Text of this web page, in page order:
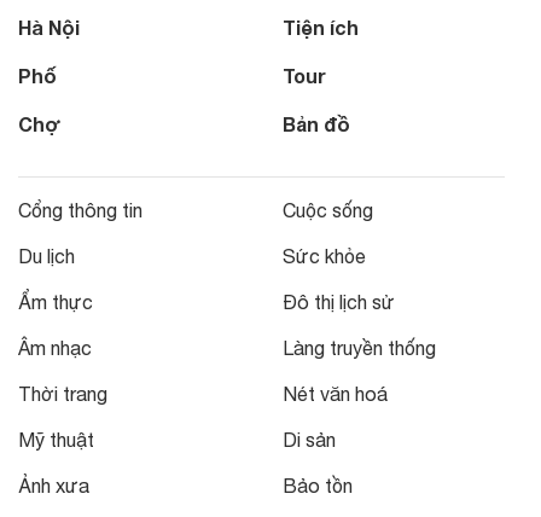
Hà Nội
Phố
Chợ
Tiện ích
Tour
Bản đồ
Cổng thông tin
Du lịch
Ẩm thực
Âm nhạc
Thời trang
Mỹ thuật
Ảnh xưa
Cuộc sống
Sức khỏe
Đô thị lịch sử
Làng truyền thống
Nét văn hoá
Di sản
Bảo tồn